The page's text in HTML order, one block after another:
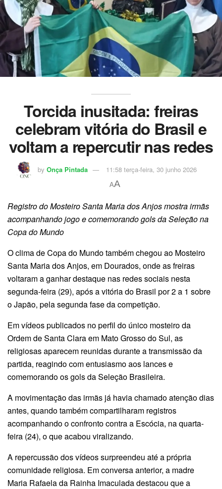
Torcida inusitada: freiras
celebram vitória do Brasil e
voltam a repercutir nas redes
by Onça Pintada 11:58 terça-feira, 30 junho 2026
AA
Registro do Mosteiro Santa Maria dos Anjos mostra irmãs
acompanhando jogo e comemorando gols da Seleção na
Copa do Mundo
O clima de Copa do Mundo também chegou ao Mosteiro
Santa Maria dos Anjos, em Dourados, onde as freiras
voltaram a ganhar destaque nas redes sociais nesta
segunda-feira (29), após a vitória do Brasil por 2 a 1 sobre
o Japão, pela segunda fase da competição.
Em vídeos publicados no perfil do único mosteiro da
Ordem de Santa Clara em Mato Grosso do Sul, as
religiosas aparecem reunidas durante a transmissão da
partida, reagindo com entusiasmo aos lances e
comemorando os gols da Seleção Brasileira.
A movimentação das irmãs já havia chamado atenção dias
antes, quando também compartilharam registros
acompanhando o confronto contra a Escócia, na quarta-
feira (24), o que acabou viralizando.
A repercussão dos vídeos surpreendeu até a própria
comunidade religiosa. Em conversa anterior, a madre
Maria Rafaela da Rainha Imaculada destacou que a